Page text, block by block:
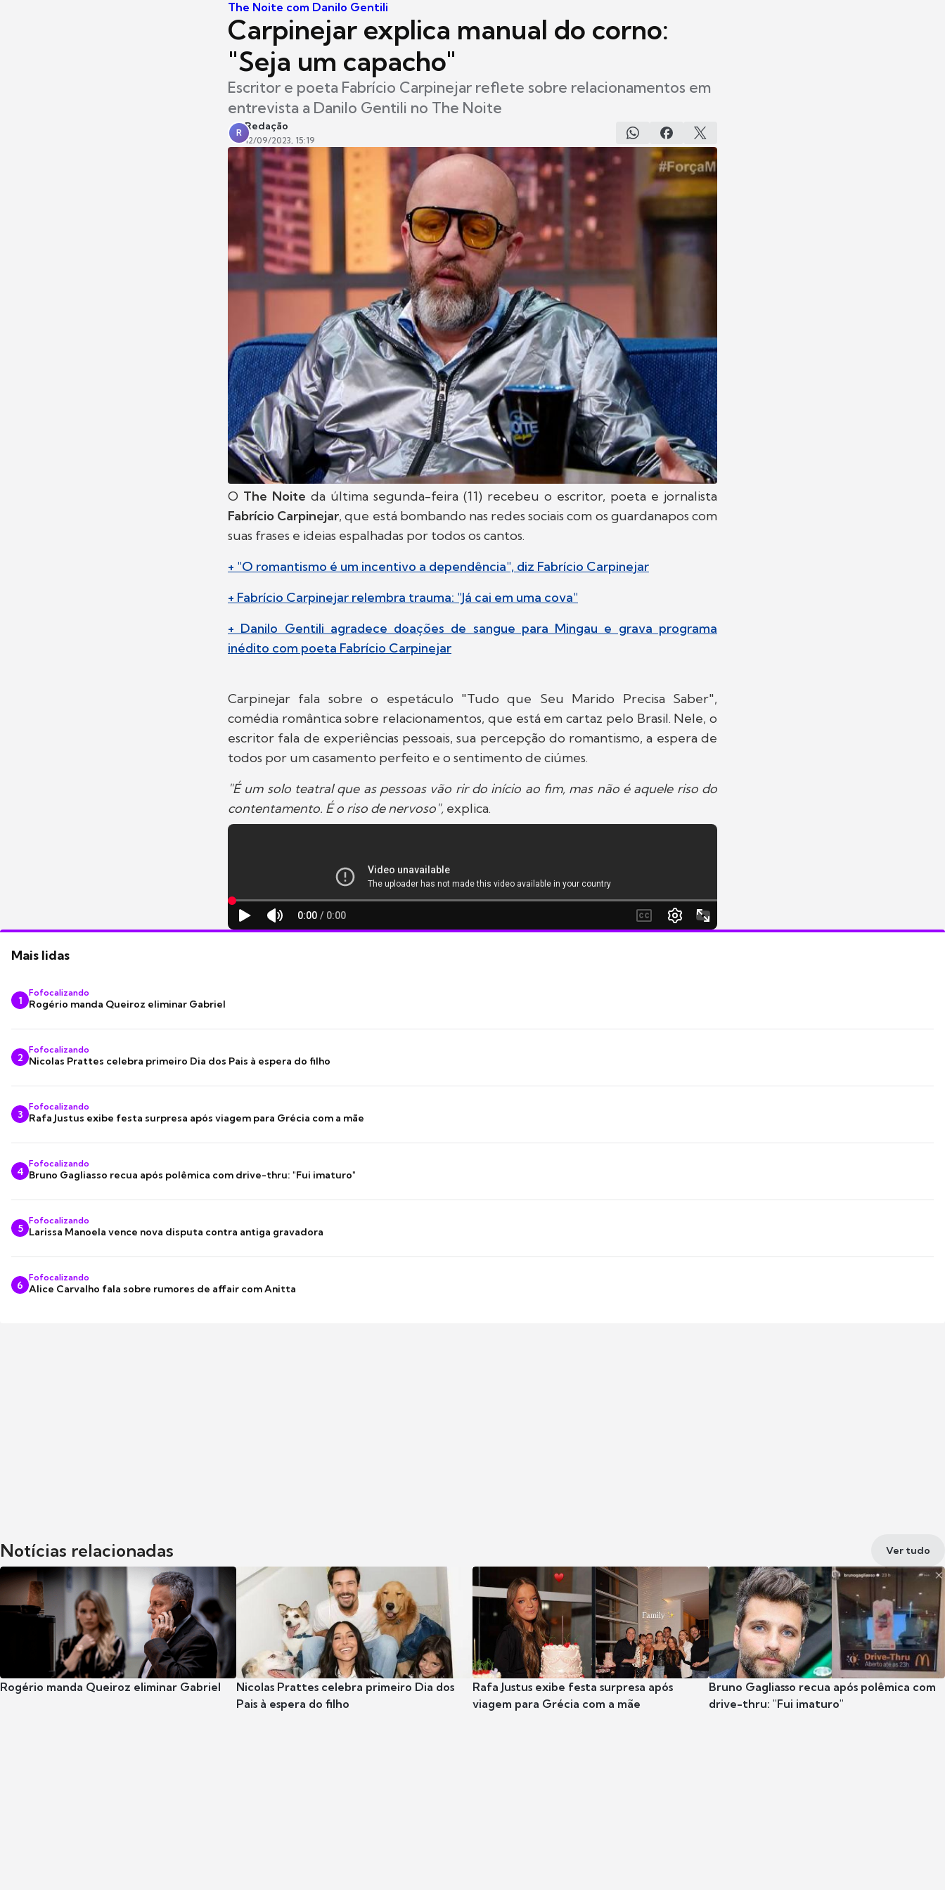
The Noite com Danilo Gentili
Carpinejar explica manual do corno:
"Seja um capacho"
Escritor e poeta Fabrício Carpinejar reflete sobre relacionamentos em
entrevista a Danilo Gentili no The Noite
R
Redação
12/09/2023, 15:19
O The Noite da última segunda-feira (11) recebeu o escritor, poeta e jornalista
Fabrício Carpinejar, que está bombando nas redes sociais com os guardanapos com
suas frases e ideias espalhadas por todos os cantos.
+ "O romantismo é um incentivo a dependência", diz Fabrício Carpinejar
+ Fabrício Carpinejar relembra trauma: "Já cai em uma cova"
+ Danilo Gentili agradece doações de sangue para Mingau e grava programa
inédito com poeta Fabrício Carpinejar
Carpinejar fala sobre o espetáculo "Tudo que Seu Marido Precisa Saber",
comédia romântica sobre relacionamentos, que está em cartaz pelo Brasil. Nele, o
escritor fala de experiências pessoais, sua percepção do romantismo, a espera de
todos por um casamento perfeito e o sentimento de ciúmes.
"É um solo teatral que as pessoas vão rir do início ao fim, mas não é aquele riso do
contentamento. É o riso de nervoso", explica.
Mais lidas
1
Fofocalizando
Rogério manda Queiroz eliminar Gabriel
2
Fofocalizando
Nicolas Prattes celebra primeiro Dia dos Pais à espera do filho
3
Fofocalizando
Rafa Justus exibe festa surpresa após viagem para Grécia com a mãe
4
Fofocalizando
Bruno Gagliasso recua após polêmica com drive-thru: "Fui imaturo"
5
Fofocalizando
Larissa Manoela vence nova disputa contra antiga gravadora
6
Fofocalizando
Alice Carvalho fala sobre rumores de affair com Anitta
Notícias relacionadas Ver tudo
Rogério manda Queiroz eliminar Gabriel
Nicolas Prattes celebra primeiro Dia dos
Pais à espera do filho
Rafa Justus exibe festa surpresa após
viagem para Grécia com a mãe
Bruno Gagliasso recua após polêmica com
drive-thru: "Fui imaturo"